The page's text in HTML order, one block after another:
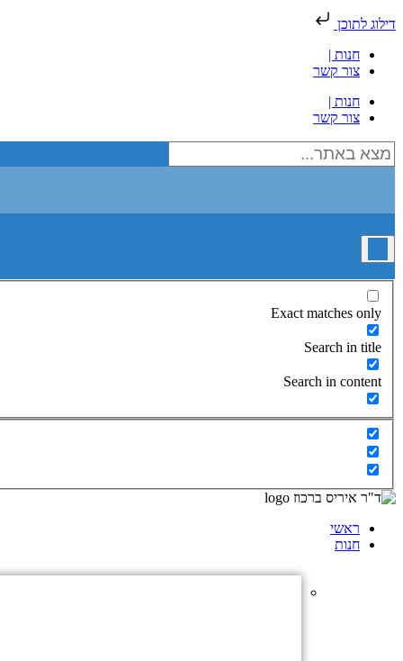
דילוג לתוכן
חנות |
צור קשר
חנות |
צור קשר
Exact matches only
Search in title
Search in content
ראשי
חנות